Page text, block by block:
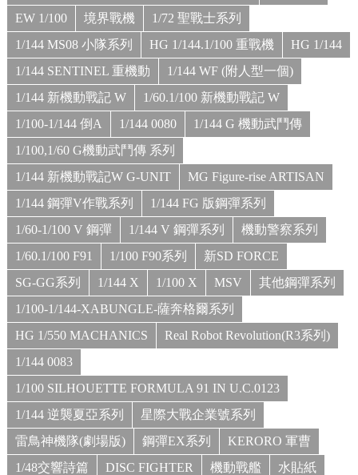
EW 1/100
境界戰機
1/72 聖戰士系列
1/144 MS08 小隊系列
HG 1/144.1/100 重戰機
HG 1/144
1/144 SENTINEL 重機動
1/144 WF (附人型一個)
1/144 新機動戰記 W
1/60.1/100 新機動戰記 W
1/100-1/144 倒A
1/144 0080
1/144 G 機動武鬥傳
1/100,1/60 G機動武鬥傳 系列
1/144 新機動戰記W G-UNIT
MG Figure-rise ARTISAN
1/144 鋼彈V作戰系列
1/144 FG 版鋼彈系列
1/60-1/100 V 鋼彈
1/144 V 鋼彈系列
機動警察系列
1/60.1/100 F91
1/100 F90系列
新SD FORCE
SG-GG系列
1/144 X 1/100 X MSV
其他鋼彈系列
1/100-1/144-XABUNGLE-薩奔格爾系列
HG 1/550 MACHANICS
Real Robot Revolution(R3系列)
1/144 0083
1/100 SILHOUETTE FORMULA 91 IN U.C.0123
1/144 逆襲夏亞系列
星際大戰企業號系列
雷鳥神機隊(劇場版)
鋼彈EX系列
KERORO 軍曹
1/48交響詩篇
DISC FIGHTER 機動戰艦
水貼紙